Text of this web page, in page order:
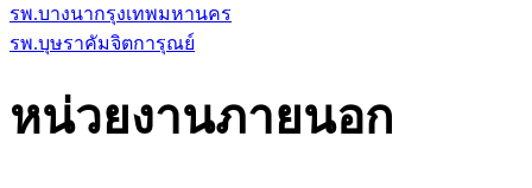
รพ.บางนากรุงเทพมหานคร
รพ.บุษราคัมจิตการุณย์
หน่วยงานภายนอก